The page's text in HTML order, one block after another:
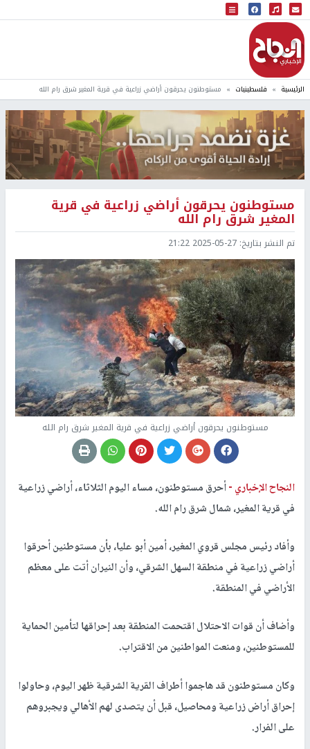
البث المباشر
إذاعة النجاح
الرئيسية فلسطينيات مستوطنون يحرقون أراضي زراعية في قرية المغير شرق رام الله
مستوطنون يحرقون أراضي زراعية في قرية
المغير شرق رام الله
تم النشر بتاريخ: 2025-05-27 21:22
مستوطنون يحرقون أراضي زراعية في قرية المغير شرق رام الله
النجاح الإخباري -أحرق مستوطنون، مساء اليوم الثلاثاء، أراضي زراعية
في قرية المغير، شمال شرق رام الله.
وأفاد رئيس مجلس قروي المغير، أمين أبو عليا، بأن مستوطنين أحرقوا
أراضي زراعية في منطقة السهل الشرقي، وأن النيران أتت على معظم
الأراضي في المنطقة.
وأضاف أن قوات الاحتلال اقتحمت المنطقة بعد إحراقها لتأمين الحماية
للمستوطنين، ومنعت المواطنين من الاقتراب.
وكان مستوطنون قد هاجموا أطراف القرية الشرقية ظهر اليوم، وحاولوا
إحراق أراض زراعية ومحاصيل، قبل أن يتصدى لهم الأهالي ويجبروهم
على الفرار.